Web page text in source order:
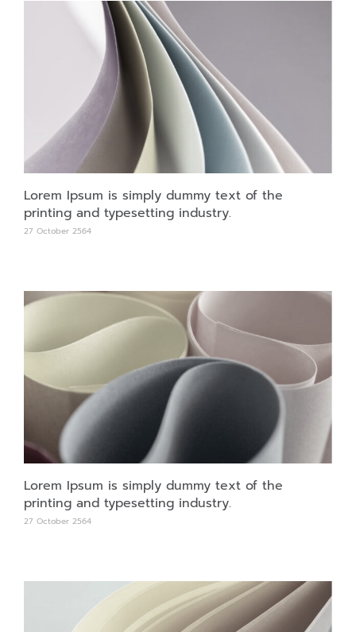
Lorem Ipsum is simply dummy text of the
printing and typesetting industry.
27 October 2564
Lorem Ipsum is simply dummy text of the
printing and typesetting industry.
27 October 2564